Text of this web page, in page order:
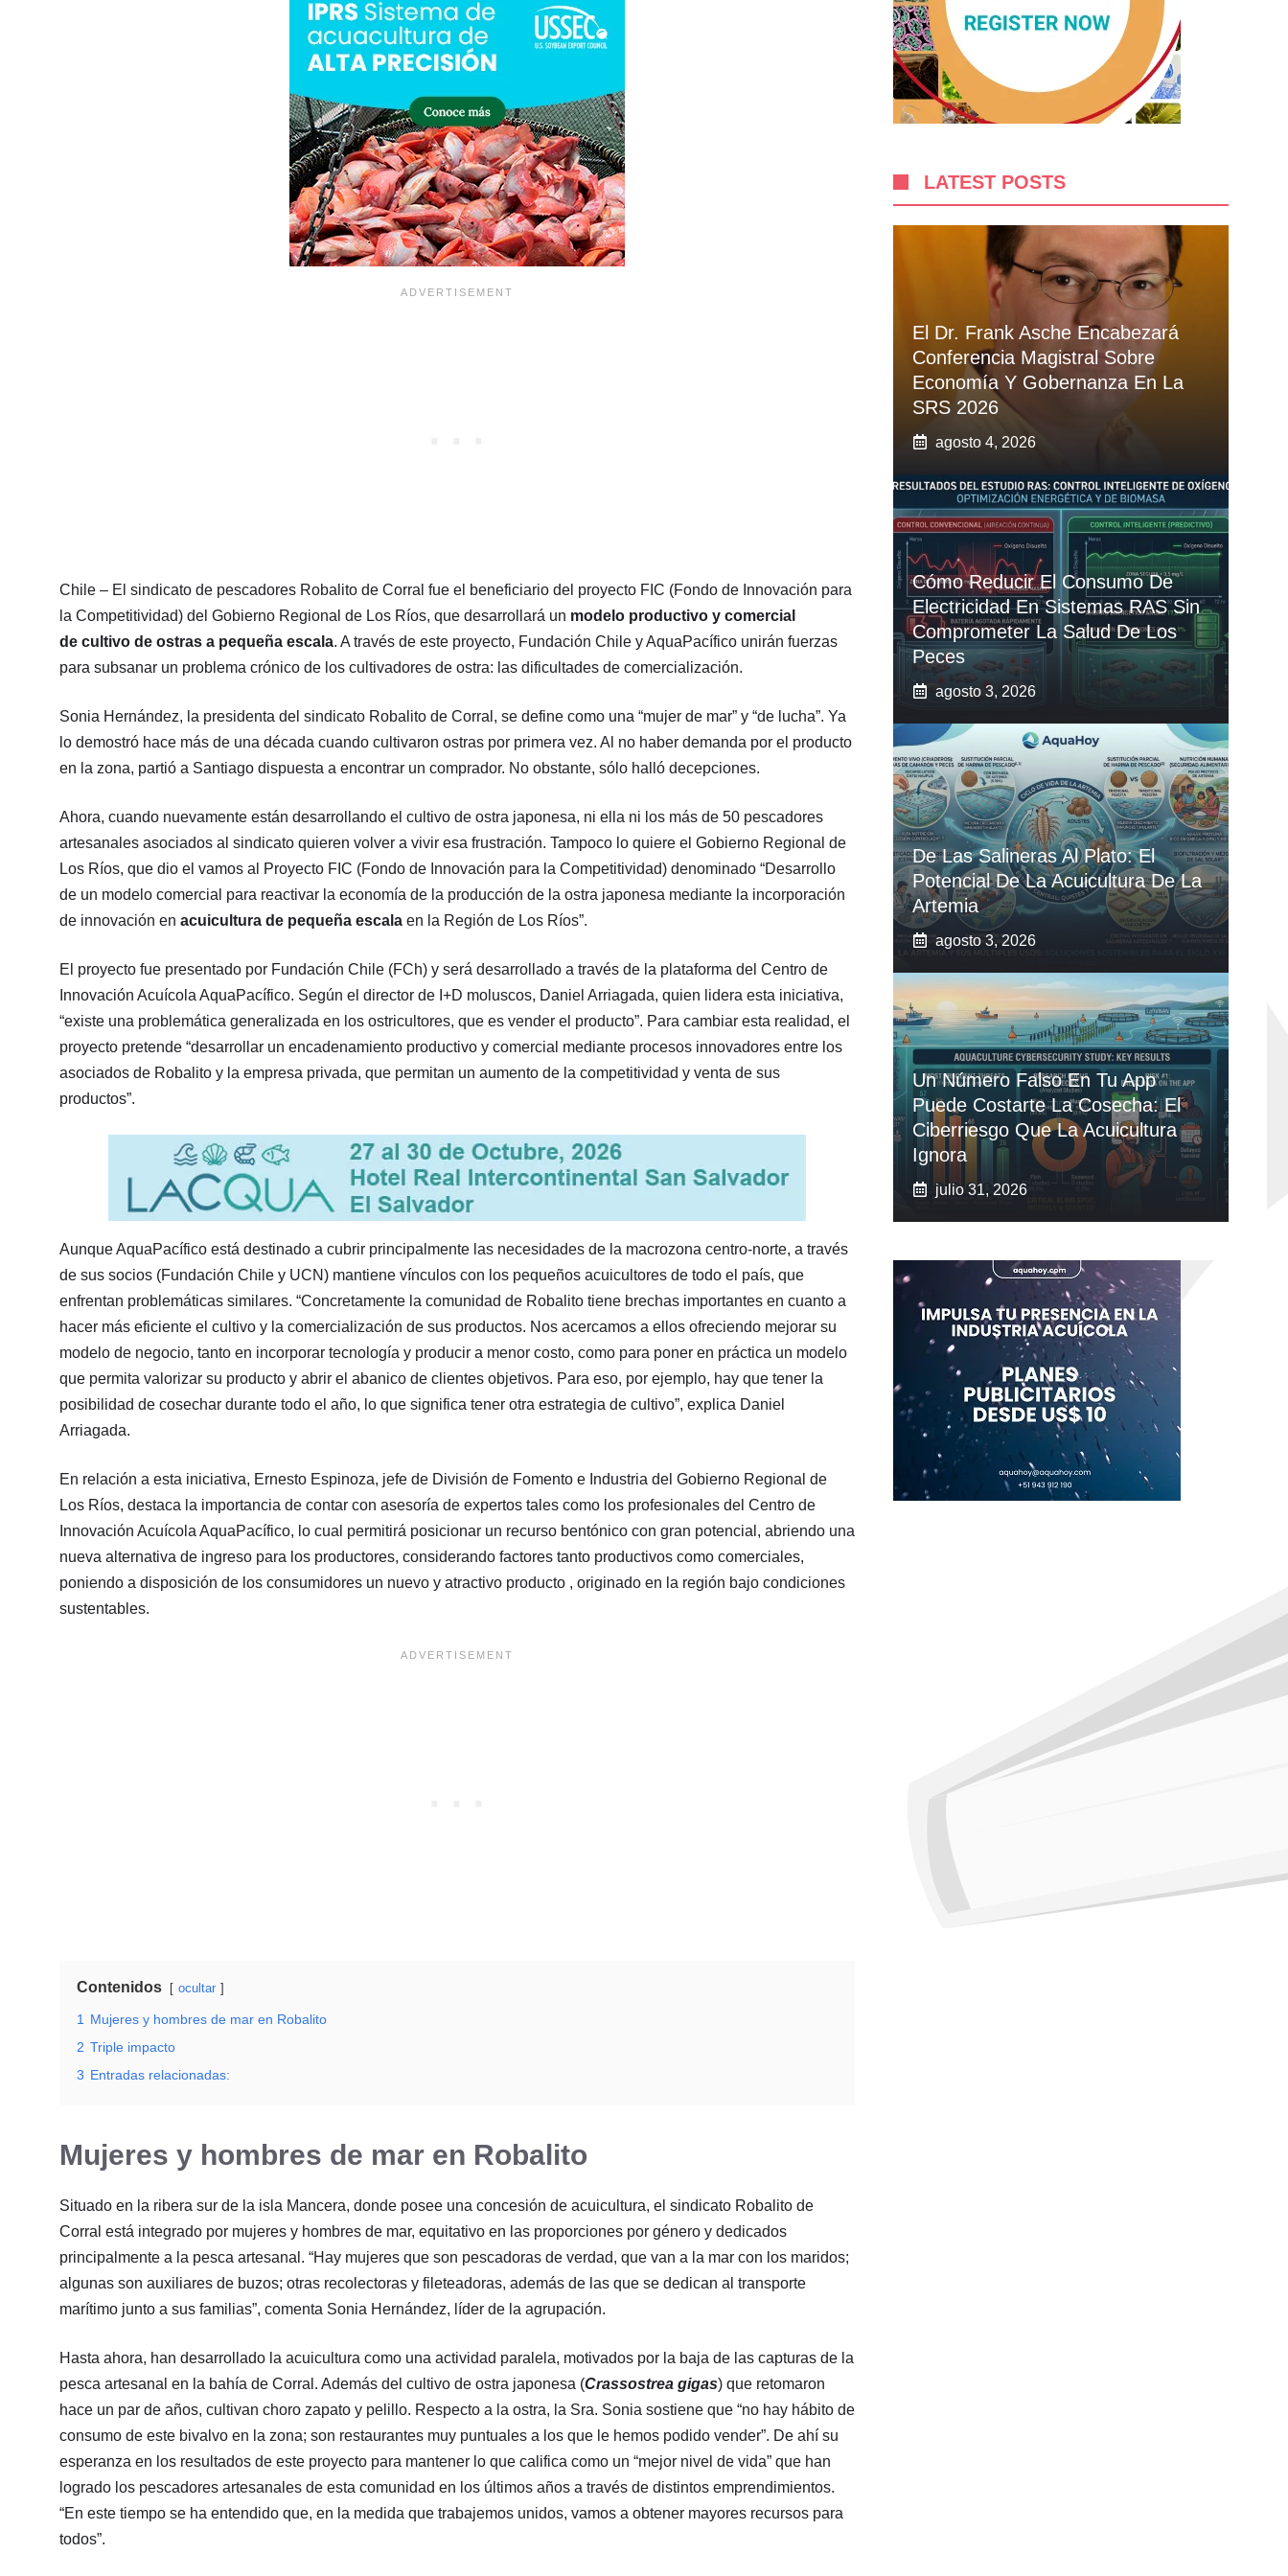
Chile – El sindicato de pescadores Robalito de Corral fue el beneficiario del proyecto FIC (Fondo de Innovación para
la Competitividad) del Gobierno Regional de Los Ríos, que desarrollará un modelo productivo y comercial
de cultivo de ostras a pequeña escala. A través de este proyecto, Fundación Chile y AquaPacífico unirán fuerzas
para subsanar un problema crónico de los cultivadores de ostra: las dificultades de comercialización.
Sonia Hernández, la presidenta del sindicato Robalito de Corral, se define como una “mujer de mar” y “de lucha”. Ya
lo demostró hace más de una década cuando cultivaron ostras por primera vez. Al no haber demanda por el producto
en la zona, partió a Santiago dispuesta a encontrar un comprador. No obstante, sólo halló decepciones.
Ahora, cuando nuevamente están desarrollando el cultivo de ostra japonesa, ni ella ni los más de 50 pescadores
artesanales asociados al sindicato quieren volver a vivir esa frustración. Tampoco lo quiere el Gobierno Regional de
Los Ríos, que dio el vamos al Proyecto FIC (Fondo de Innovación para la Competitividad) denominado “Desarrollo
de un modelo comercial para reactivar la economía de la producción de la ostra japonesa mediante la incorporación
de innovación en acuicultura de pequeña escala en la Región de Los Ríos”.
El proyecto fue presentado por Fundación Chile (FCh) y será desarrollado a través de la plataforma del Centro de
Innovación Acuícola AquaPacífico. Según el director de I+D moluscos, Daniel Arriagada, quien lidera esta iniciativa,
“existe una problemática generalizada en los ostricultores, que es vender el producto”. Para cambiar esta realidad, el
proyecto pretende “desarrollar un encadenamiento productivo y comercial mediante procesos innovadores entre los
asociados de Robalito y la empresa privada, que permitan un aumento de la competitividad y venta de sus
productos”.
Aunque AquaPacífico está destinado a cubrir principalmente las necesidades de la macrozona centro-norte, a través
de sus socios (Fundación Chile y UCN) mantiene vínculos con los pequeños acuicultores de todo el país, que
enfrentan problemáticas similares. “Concretamente la comunidad de Robalito tiene brechas importantes en cuanto a
hacer más eficiente el cultivo y la comercialización de sus productos. Nos acercamos a ellos ofreciendo mejorar su
modelo de negocio, tanto en incorporar tecnología y producir a menor costo, como para poner en práctica un modelo
que permita valorizar su producto y abrir el abanico de clientes objetivos. Para eso, por ejemplo, hay que tener la
posibilidad de cosechar durante todo el año, lo que significa tener otra estrategia de cultivo”, explica Daniel
Arriagada.
En relación a esta iniciativa, Ernesto Espinoza, jefe de División de Fomento e Industria del Gobierno Regional de
Los Ríos, destaca la importancia de contar con asesoría de expertos tales como los profesionales del Centro de
Innovación Acuícola AquaPacífico, lo cual permitirá posicionar un recurso bentónico con gran potencial, abriendo una
nueva alternativa de ingreso para los productores, considerando factores tanto productivos como comerciales,
poniendo a disposición de los consumidores un nuevo y atractivo producto , originado en la región bajo condiciones
sustentables.
Contenidos ocultar
1
Mujeres y hombres de mar en Robalito
2 Triple impacto
3 Entradas relacionadas:
Mujeres y hombres de mar en Robalito
Situado en la ribera sur de la isla Mancera, donde posee una concesión de acuicultura, el sindicato Robalito de
Corral está integrado por mujeres y hombres de mar, equitativo en las proporciones por género y dedicados
principalmente a la pesca artesanal. “Hay mujeres que son pescadoras de verdad, que van a la mar con los maridos;
algunas son auxiliares de buzos; otras recolectoras y fileteadoras, además de las que se dedican al transporte
marítimo junto a sus familias”, comenta Sonia Hernández, líder de la agrupación.
Hasta ahora, han desarrollado la acuicultura como una actividad paralela, motivados por la baja de las capturas de la
pesca artesanal en la bahía de Corral. Además del cultivo de ostra japonesa (Crassostrea gigas) que retomaron
hace un par de años, cultivan choro zapato y pelillo. Respecto a la ostra, la Sra. Sonia sostiene que “no hay hábito de
consumo de este bivalvo en la zona; son restaurantes muy puntuales a los que le hemos podido vender”. De ahí su
esperanza en los resultados de este proyecto para mantener lo que califica como un “mejor nivel de vida” que han
logrado los pescadores artesanales de esta comunidad en los últimos años a través de distintos emprendimientos.
“En este tiempo se ha entendido que, en la medida que trabajemos unidos, vamos a obtener mayores recursos para
todos”.
LATEST POSTS
El Dr. Frank Asche Encabezará
Conferencia Magistral Sobre
Economía Y Gobernanza En La
SRS 2026
agosto 4, 2026
Cómo Reducir El Consumo De
Electricidad En Sistemas RAS Sin
Comprometer La Salud De Los
Peces
agosto 3, 2026
De Las Salineras Al Plato: El
Potencial De La Acuicultura De La
Artemia
agosto 3, 2026
Un Número Falso En Tu App
Puede Costarte La Cosecha: El
Ciberriesgo Que La Acuicultura
Ignora
julio 31, 2026